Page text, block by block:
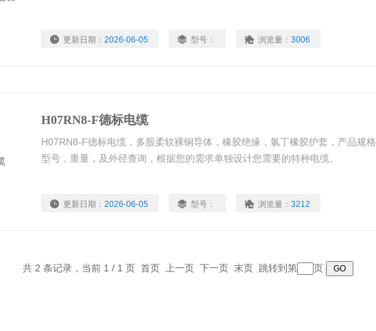
更新日期： 2026-06-05 型号： 浏览量： 3006
H07RN8-F德标电缆
H07RN8-F德标电缆，多股柔软裸铜导体，橡胶绝缘，氯丁橡胶护套，产品规格
型号，重量，及外径查询，根据您的需求单独设计您需要的特种电缆。
更新日期： 2026-06-05 型号： 浏览量： 3212
共 2 条记录，当前 1 / 1 页 首页 上一页 下一页 末页 跳转到第 页